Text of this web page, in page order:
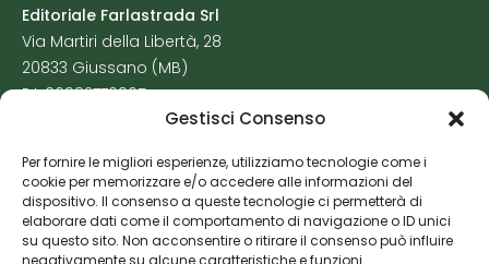
Gestisci Consenso
Per fornire le migliori esperienze, utilizziamo tecnologie come i
cookie per memorizzare e/o accedere alle informazioni del
dispositivo. Il consenso a queste tecnologie ci permetterà di
elaborare dati come il comportamento di navigazione o ID unici
su questo sito. Non acconsentire o ritirare il consenso può influire
negativamente su alcune caratteristiche e funzioni.
Editoriale Farlastrada Srl
Via Martiri della Libertà, 28
20833 Giussano (MB)
P.I. 06982770965
Cookie Policy
Risorse Aggiuntive